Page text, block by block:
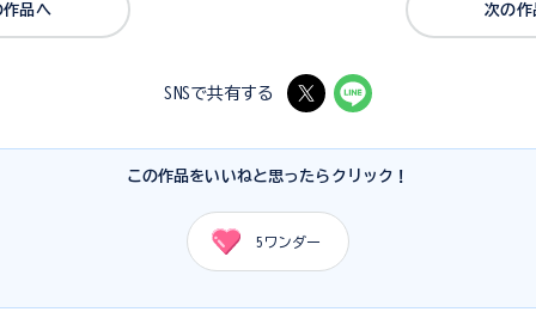
作品へ 次の作
SNSで共有する
この作品をいいねと思ったらクリック！
5 ワンダー